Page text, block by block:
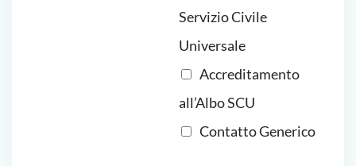
Servizio Civile
Universale
Accreditamento
all’Albo SCU
Contatto Generico